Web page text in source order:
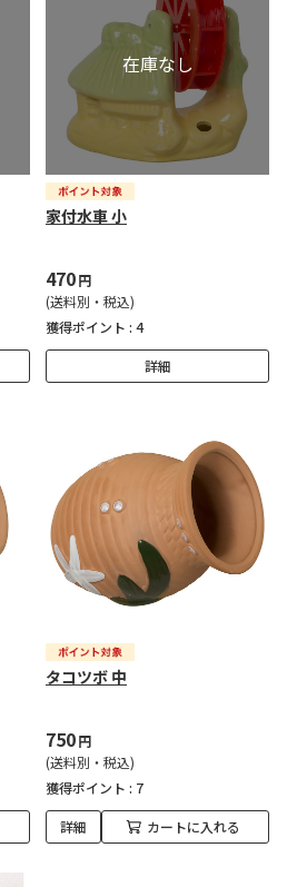
家付水車 小
470円
(送料別・税込)
獲得ポイント : 4
詳細
タコツボ 中
750円
(送料別・税込)
獲得ポイント : 7
詳細 カートに入れる